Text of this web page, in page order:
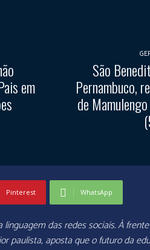
em
São
Pernambuco,
de
Pinterest WhatsApp
das redes sociais. À
paulista, aposta que o futuro da